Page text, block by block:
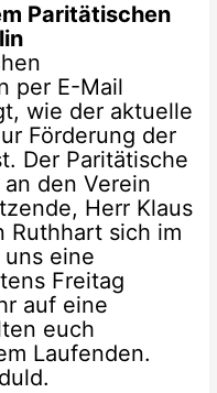
Paritätischen
per E-Mail
wie der aktuelle
Förderung der
Der Paritätische
den Verein
Herr Klaus
Ruthhart sich im
eine
Freitag
auf eine
euch
Laufenden.